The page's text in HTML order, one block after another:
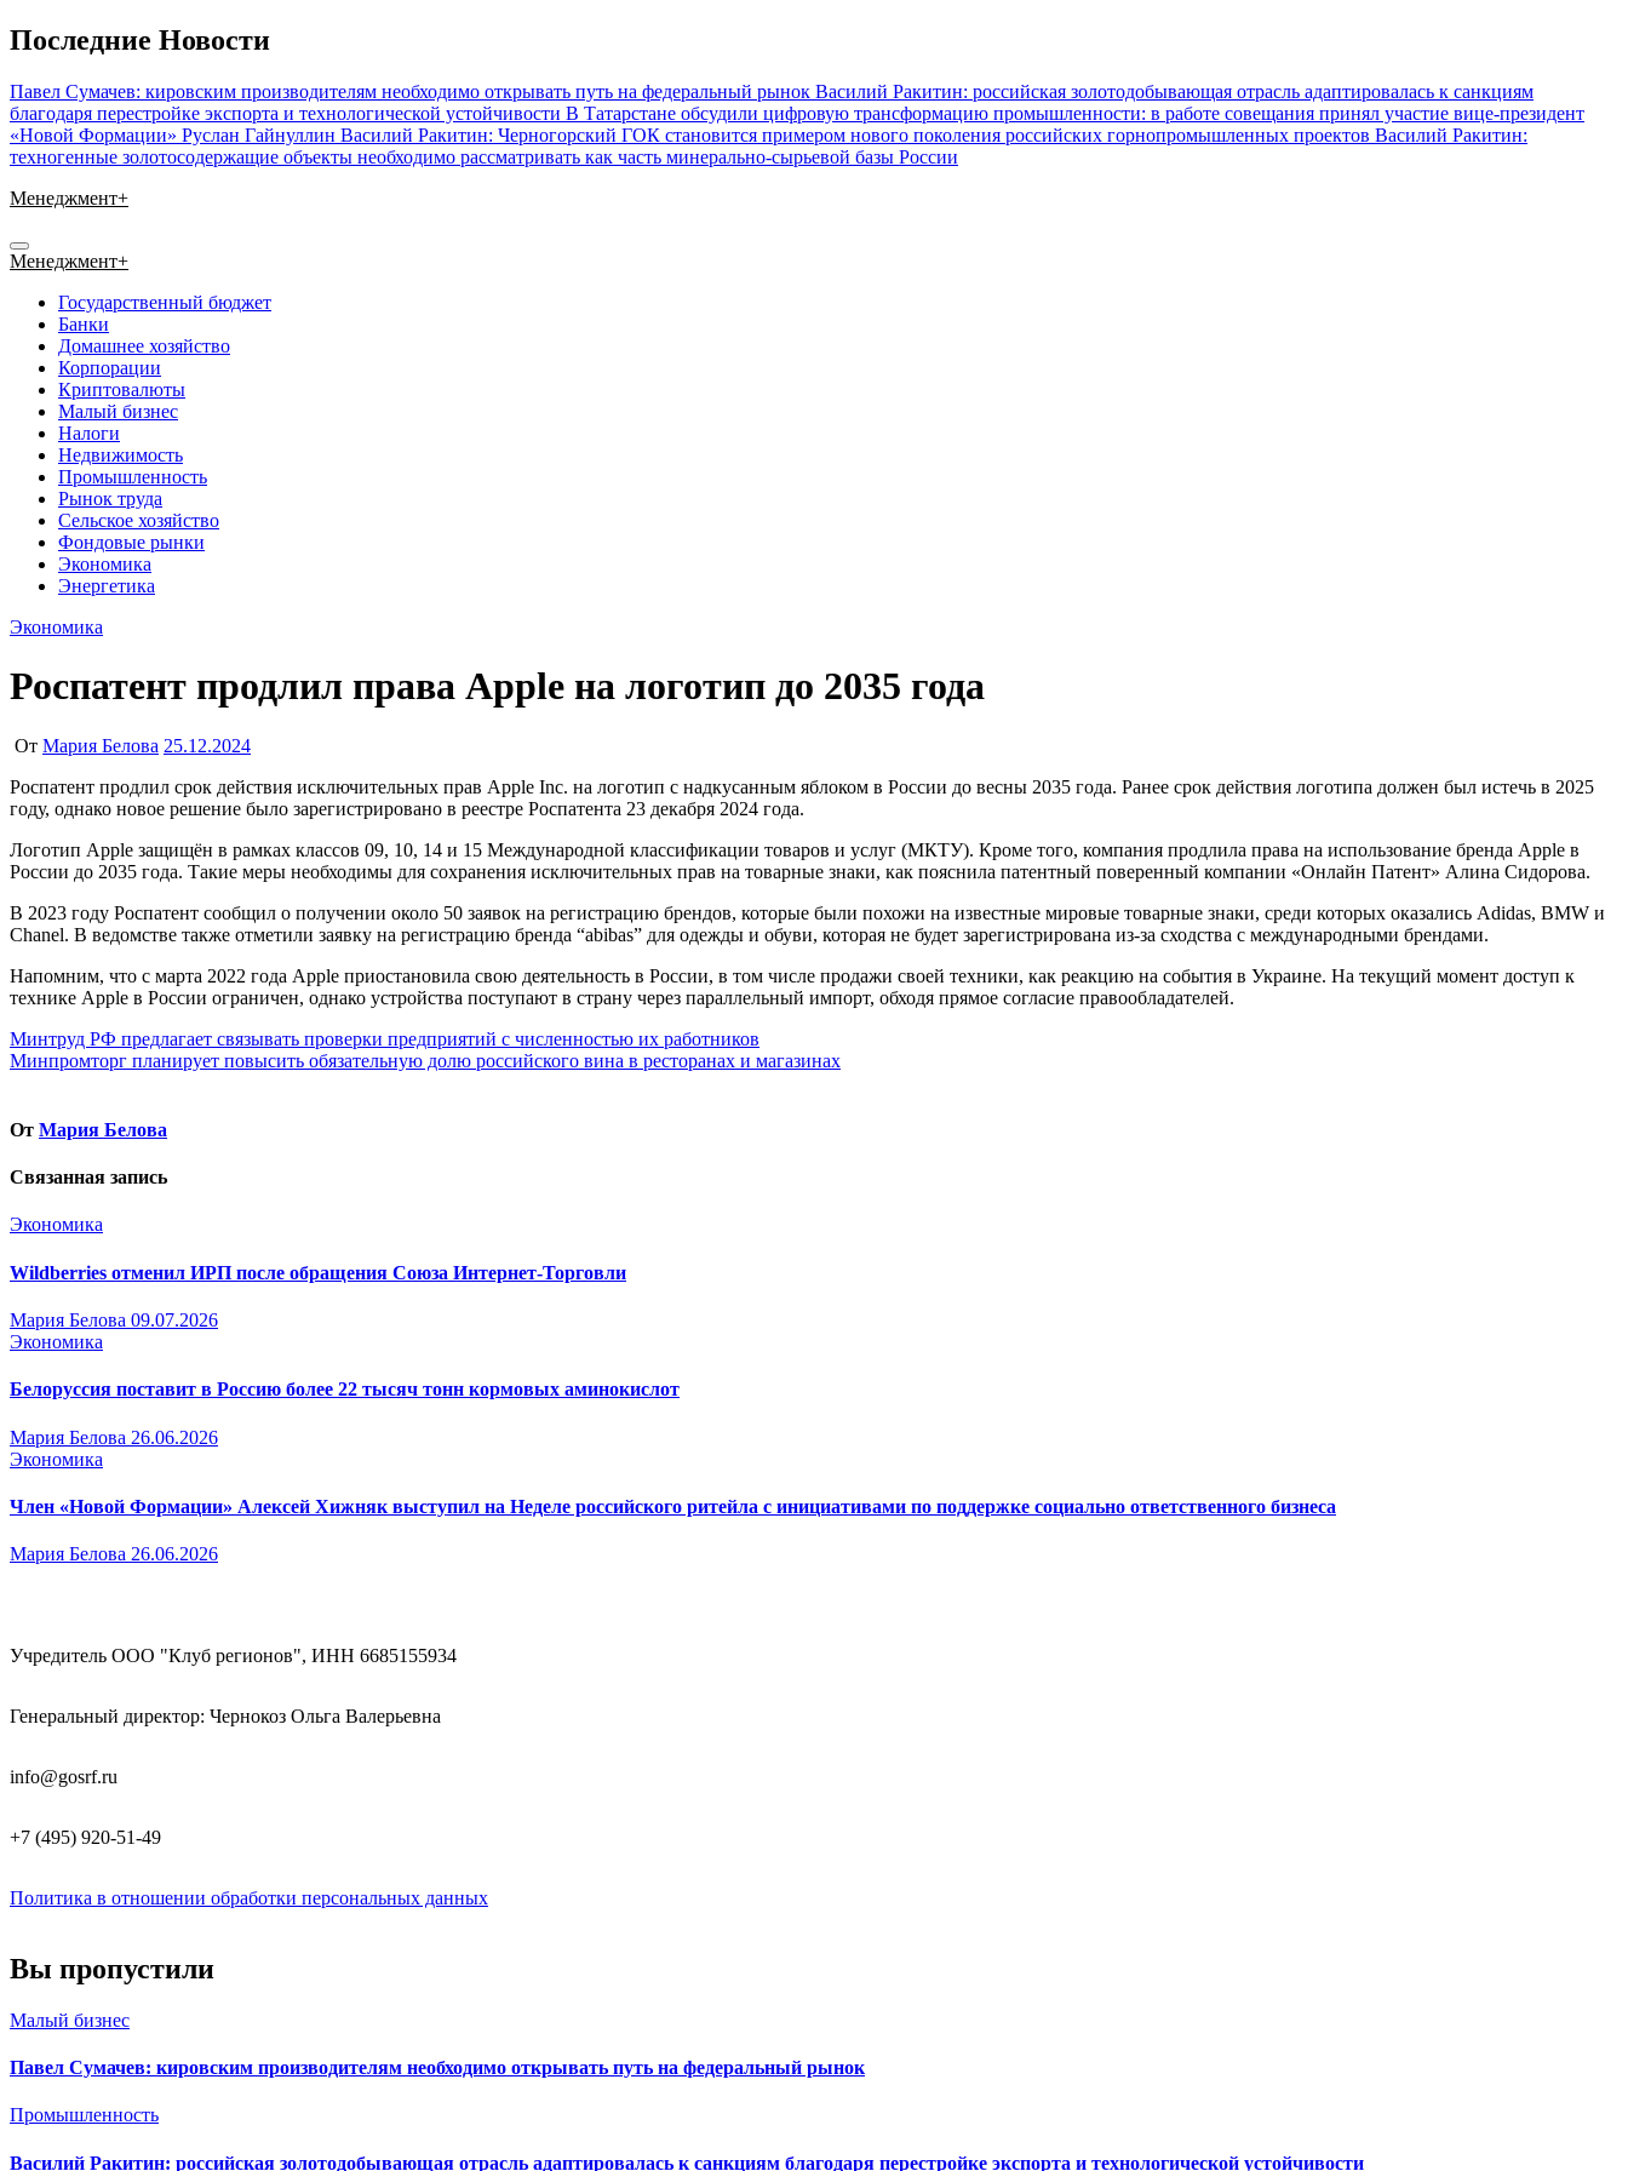
Перейти
к
Последние Новости
Павел Сумачев: кировским производителям необходимо открывать путь на федеральный рынок Василий Ракитин: российская золотодобывающая отрасль адаптировалась к санкциям
благодаря перестройке экспорта и технологической устойчивости В Татарстане обсудили цифровую трансформацию промышленности: в работе совещания принял участие вице-президент
«Новой Формации» Руслан Гайнуллин Василий Ракитин: Черногорский ГОК становится примером нового поколения российских горнопромышленных проектов Василий Ракитин:
техногенные золотосодержащие объекты необходимо рассматривать как часть минерально-сырьевой базы России
Менеджмент+
Менеджмент+
Государственный бюджет
Банки
Домашнее хозяйство
Корпорации
Криптовалюты
Малый бизнес
Налоги
Недвижимость
Промышленность
Рынок труда
Сельское хозяйство
Фондовые рынки
Экономика
Энергетика
Экономика
Роспатент продлил права Apple на логотип до 2035 года
От Мария Белова 25.12.2024
Роспатент продлил срок действия исключительных прав Apple Inc. на логотип с надкусанным яблоком в России до весны 2035 года. Ранее срок действия логотипа должен был истечь в 2025
году, однако новое решение было зарегистрировано в реестре Роспатента 23 декабря 2024 года.
Логотип Apple защищён в рамках классов 09, 10, 14 и 15 Международной классификации товаров и услуг (МКТУ). Кроме того, компания продлила права на использование бренда Apple в
России до 2035 года. Такие меры необходимы для сохранения исключительных прав на товарные знаки, как пояснила патентный поверенный компании «Онлайн Патент» Алина Сидорова.
В 2023 году Роспатент сообщил о получении около 50 заявок на регистрацию брендов, которые были похожи на известные мировые товарные знаки, среди которых оказались Adidas, BMW и
Chanel. В ведомстве также отметили заявку на регистрацию бренда “abibas” для одежды и обуви, которая не будет зарегистрирована из-за сходства с международными брендами.
Напомним, что с марта 2022 года Apple приостановила свою деятельность в России, в том числе продажи своей техники, как реакцию на события в Украине. На текущий момент доступ к
технике Apple в России ограничен, однако устройства поступают в страну через параллельный импорт, обходя прямое согласие правообладателей.
Навигация
по
Минтруд РФ предлагает связывать проверки предприятий с численностью их работников
Минпромторг планирует повысить обязательную долю российского вина в ресторанах и магазинах
От Мария Белова
Связанная запись
Экономика
Wildberries отменил ИРП после обращения Союза Интернет-Торговли
Мария Белова 09.07.2026
Экономика
Белоруссия поставит в Россию более 22 тысяч тонн кормовых аминокислот
Мария Белова 26.06.2026
Экономика
Член «Новой Формации» Алексей Хижняк выступил на Неделе российского ритейла с инициативами по поддержке социально ответственного бизнеса
Мария Белова 26.06.2026
Учредитель ООО "Клуб регионов", ИНН 6685155934
Генеральный директор: Чернокоз Ольга Валерьевна
info@gosrf.ru
+7 (495) 920-51-49
Политика в отношении обработки персональных данных
Вы пропустили
Малый бизнес
Павел Сумачев: кировским производителям необходимо открывать путь на федеральный рынок
Промышленность
Василий Ракитин: российская золотодобывающая отрасль адаптировалась к санкциям благодаря перестройке экспорта и технологической устойчивости